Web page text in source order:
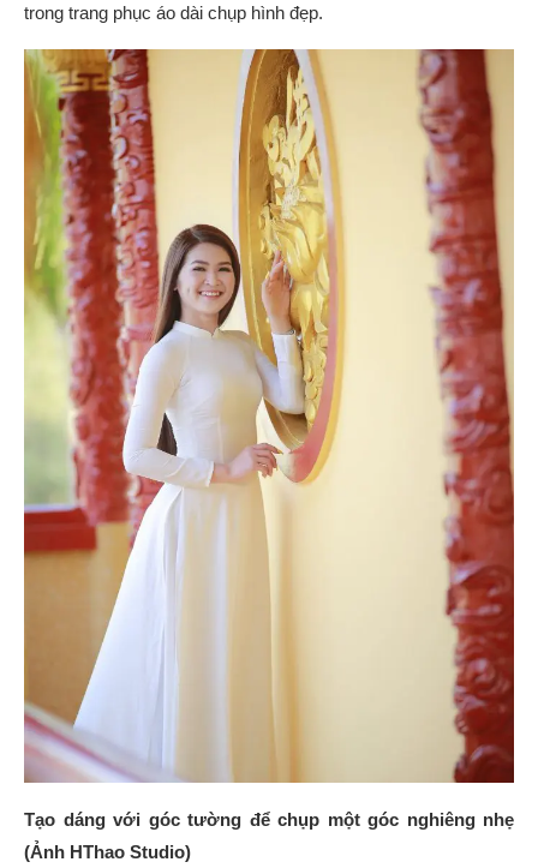
trong trang phục áo dài chụp hình đẹp.
Tạo dáng với góc tường để chụp một góc nghiêng nhẹ
(Ảnh HThao Studio)